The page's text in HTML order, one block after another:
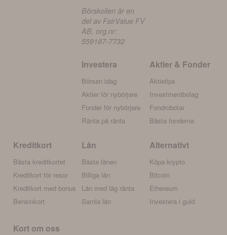
Börskollen är en
del av FairValue FV
AB, org.nr:
559187-7732
Investera
Börsen idag
Aktier för nybörjare
Fonder för nybörjare
Ränta på ränta
Aktier & Fonder
Aktietips
Investmentbolag
Fondrobotar
Bästa fonderna
Kreditkort
Bästa kreditkortet
Kreditkort för resor
Kreditkort med bonus
Bensinkort
Lån
Bästa lånen
Billiga lån
Lån med låg ränta
Samla lån
Alternativt
Köpa krypto
Bitcoin
Ethereum
Investera i guld
Kort om oss